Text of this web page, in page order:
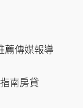
薦傳媒報導
南房貸